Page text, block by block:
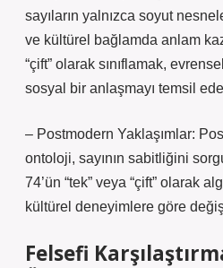
sayıların yalnızca soyut
ve kültürel bağlamda anlam
“çift” olarak sınıflamak,
sosyal bir anlaşmayı temsil
– Postmodern Yaklaşımlar:
ontoloji, sayının sabitliğini
74’ün “tek” veya “çift” olarak
kültürel deneyimlere göre
Felsefi